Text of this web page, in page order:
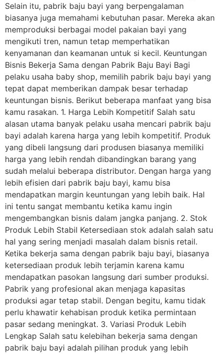
Selain itu, pabrik baju bayi yang berpengalaman
biasanya juga memahami kebutuhan pasar. Mereka akan
memproduksi berbagai model pakaian bayi yang
mengikuti tren, namun tetap memperhatikan
kenyamanan dan keamanan untuk si kecil. Keuntungan
Bisnis Bekerja Sama dengan Pabrik Baju Bayi Bagi
pelaku usaha baby shop, memilih pabrik baju bayi yang
tepat dapat memberikan dampak besar terhadap
keuntungan bisnis. Berikut beberapa manfaat yang bisa
kamu rasakan. 1. Harga Lebih Kompetitif Salah satu
alasan utama banyak pelaku usaha mencari pabrik baju
bayi adalah karena harga yang lebih kompetitif. Produk
yang dibeli langsung dari produsen biasanya memiliki
harga yang lebih rendah dibandingkan barang yang
sudah melalui beberapa distributor. Dengan harga yang
lebih efisien dari pabrik baju bayi, kamu bisa
mendapatkan margin keuntungan yang lebih baik. Hal
ini tentu sangat membantu ketika kamu ingin
mengembangkan bisnis dalam jangka panjang. 2. Stok
Produk Lebih Stabil Ketersediaan stok adalah salah satu
hal yang sering menjadi masalah dalam bisnis retail.
Ketika bekerja sama dengan pabrik baju bayi, biasanya
ketersediaan produk lebih terjamin karena kamu
mendapatkan pasokan langsung dari sumber produksi.
Pabrik yang profesional akan menjaga kapasitas
produksi agar tetap stabil. Dengan begitu, kamu tidak
perlu khawatir kehabisan produk ketika permintaan
pasar sedang meningkat. 3. Variasi Produk Lebih
Lengkap Salah satu kelebihan bekerja sama dengan
pabrik baju bayi adalah pilihan produk yang lebih